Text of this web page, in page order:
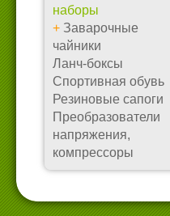
наборы
+ Заварочные
чайники
Ланч-боксы
Спортивная обувь
Резиновые сапоги
Преобразователи
напряжения,
компрессоры